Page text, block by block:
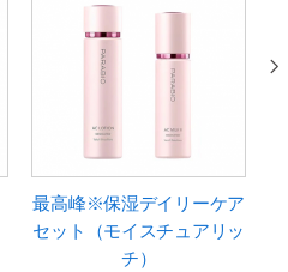
最高峰※保湿デイリーケア
セット（モイスチュアリッ
チ）